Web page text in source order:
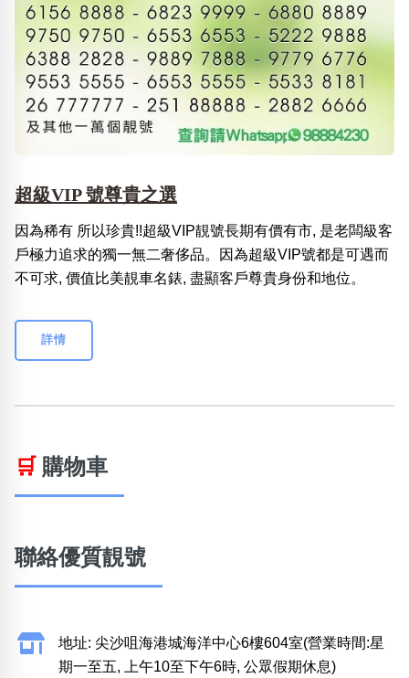
超級VIP 號尊貴之選
因為稀有 所以珍貴!!超級VIP靚號長期有價有市, 是老闆級客
戶極力追求的獨一無二奢侈品。因為超級VIP號都是可遇而
不可求, 價值比美靚車名錶, 盡顯客戶尊貴身份和地位。
詳情
🛒 購物車
聯絡優質靚號
地址: 尖沙咀海港城海洋中心6樓604室(營業時間:星
期一至五, 上午10至下午6時, 公眾假期休息)